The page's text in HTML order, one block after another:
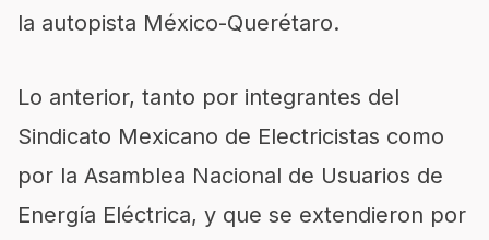
la autopista México-Querétaro.
Lo anterior, tanto por integrantes del
Sindicato Mexicano de Electricistas como
por la Asamblea Nacional de Usuarios de
Energía Eléctrica, y que se extendieron por